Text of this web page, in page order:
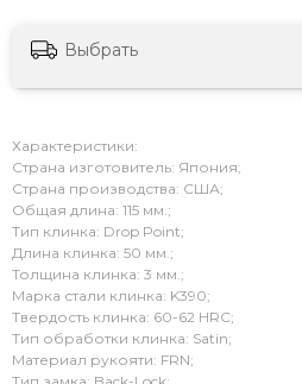
Выбрать
Характеристики:
Страна изготовитель: Япония;
Страна производства: США;
Общая длина: 115 мм.;
Тип клинка: Drop Point;
Длина клинка: 50 мм.;
Толщина клинка: 3 мм.;
Марка стали клинка: K390;
Твердость клинка: 60-62 HRC;
Тип обработки клинка: Satin;
Материал рукояти: FRN;